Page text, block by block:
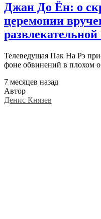
Джан До Ён: о
церемонии
Телеведущая Пак На Рэ
фоне обвинений в плохом
7 месяцев назад
Автор
Денис Князев